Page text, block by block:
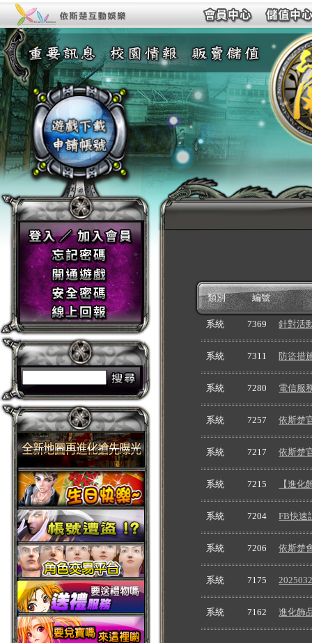
類別 編號
系統 7369 針對活
系統 7311 防盜措
系統 7280 電信服
系統 7257 依斯楚
系統 7217 依斯楚
系統 7215 【進
系統 7204 FB快速
系統 7206 依斯楚
系統 7175
系統 7162 進化飾